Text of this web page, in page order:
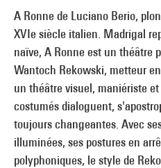
A Ronne de Luciano Berio,
XVIe siècle italien. Madrigal
naïve, A Ronne est un théâtre
Wantoch Rekowski, metteur
un théâtre visuel, maniériste
costumés dialoguent,
toujours changeantes. Avec
illuminées, ses postures en
polyphoniques, le style de